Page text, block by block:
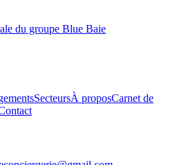
du groupe Blue Baie
SecteursÀ proposCarnet de